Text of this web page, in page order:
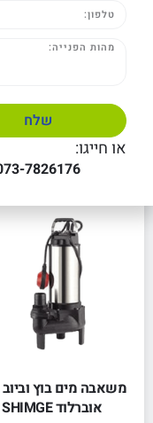
מנוע 5.5 כ"ס
הוספה לסל
אוברלוד SHIMGE
שלח
או חייגו:
7826176